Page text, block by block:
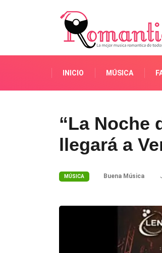
INICIO MÚSICA
“La Noche
llegará a
MÚSICA Buena Música